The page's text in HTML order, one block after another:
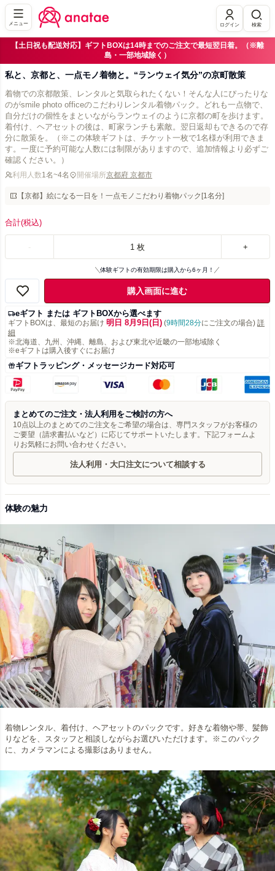
メニュー ログイン 検索
【土日祝も配送対応】ギフトBOXは14時までのご注文で最短翌日着。（※離
島・一部地域除く）
私と、京都と、一点モノ着物と。“ランウェイ気分”の京町散策
着物での京都散策、レンタルと気取られたくない！そんな人にぴったりな
のがsmile photo officeのこだわりレンタル着物パック。どれも一点物で、
自分だけの個性をまといながらランウェイのように京都の町を歩けます。
着付け、ヘアセットの後は、町家ランチも素敵。翌日返却もできるので存
分に散策を。（※この体験ギフトは、チケット一枚で1名様が利用できま
す。一度に予約可能な人数には制限がありますので、追加情報より必ずご
確認ください。）
利用人数1名~4名 開催場所京都府 京都市
【京都】絵になる一日を！一点モノこだわり着物パック[1名分]
合計(税込)
- 1 枚 +
体験ギフトの有効期限は購入から6ヶ月！
購入画面に進む
eギフト または ギフトBOXから選べます
ギフトBOXは、最短のお届け 明日 8月9日(日) (9時間28分にご注文の場合) 詳
細
※北海道、九州、沖縄、離島、および東北や近畿の一部地域除く
※eギフトは購入後すぐにお届け
ギフトラッピング・メッセージカード対応可
まとめてのご注文・法人利用をご検討の方へ
10点以上のまとめてのご注文をご希望の場合は、専門スタッフがお客様の
ご要望（請求書払いなど）に応じてサポートいたします。下記フォームよ
りお気軽にお問い合わせください。
法人利用・大口注文について相談する
体験の魅力
着物レンタル、着付け、ヘアセットのパックです。好きな着物や帯、髪飾
りなどを、スタッフと相談しながらお選びいただけます。※このパック
に、カメラマンによる撮影はありません。